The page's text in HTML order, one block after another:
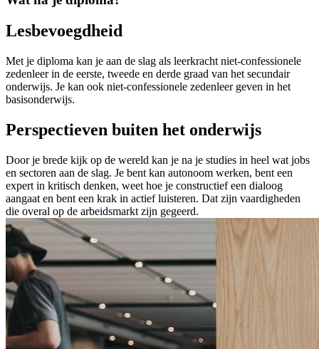
Lesbevoegdheid
Met je diploma kan je aan de slag als leerkracht niet-confessionele
zedenleer in de eerste, tweede en derde graad van het secundair
onderwijs. Je kan ook niet-confessionele zedenleer geven in het
basisonderwijs.
Perspectieven buiten het onderwijs
Door je brede kijk op de wereld kan je na je studies in heel wat jobs
en sectoren aan de slag. Je bent kan autonoom werken, bent een
expert in kritisch denken, weet hoe je constructief een dialoog
aangaat en bent een krak in actief luisteren. Dat zijn vaardigheden
die overal op de arbeidsmarkt zijn gegeerd.